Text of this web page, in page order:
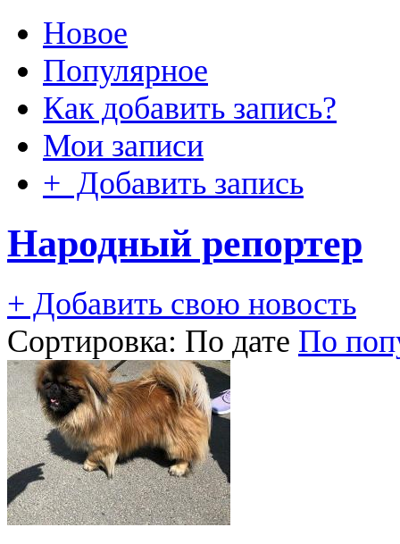
Новое
Популярное
Как добавить запись?
Мои записи
+ Добавить запись
Народный репортер
+ Добавить свою новость
Сортировка: По дате По